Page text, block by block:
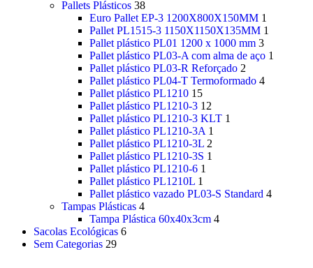
Pallets Plásticos 38
Euro Pallet EP-3 1200X800X150MM 1
Pallet PL1515-3 1150X1150X135MM 1
Pallet plástico PL01 1200 x 1000 mm 3
Pallet plástico PL03-A com alma de aço 1
Pallet plástico PL03-R Reforçado 2
Pallet plástico PL04-T Termoformado 4
Pallet plástico PL1210 15
Pallet plástico PL1210-3 12
Pallet plástico PL1210-3 KLT 1
Pallet plástico PL1210-3A 1
Pallet plástico PL1210-3L 2
Pallet plástico PL1210-3S 1
Pallet plástico PL1210-6 1
Pallet plástico PL1210L 1
Pallet plástico vazado PL03-S Standard 4
Tampas Plásticas 4
Tampa Plástica 60x40x3cm 4
Sacolas Ecológicas 6
Sem Categorias 29